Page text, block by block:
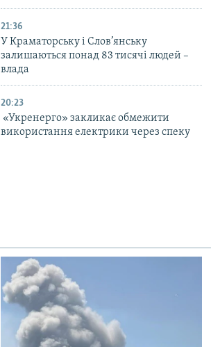
21:36
У Краматорську і Слов’янську
залишаються понад 83 тисячі людей –
влада
20:23
«Укренерго» закликає обмежити
використання електрики через спеку